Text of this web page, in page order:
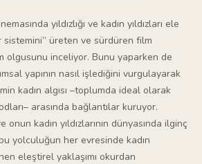
yıldızlığı ve kadın yıldızları ele
sistemini” üreten ve sürdüren film
olgusunu inceliyor. Bunu yaparken de
yapının nasıl işlediğini vurgulayarak
kadın algısı –toplumda ideal olarak
arasında bağlantılar kuruyor.
onun kadın yıldızlarının dünyasında ilginç
yolculuğun her evresinde kadın
eleştirel yaklaşımı okurdan